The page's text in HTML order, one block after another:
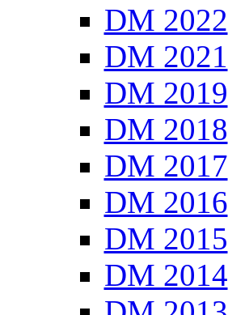
DM 2022
DM 2021
DM 2019
DM 2018
DM 2017
DM 2016
DM 2015
DM 2014